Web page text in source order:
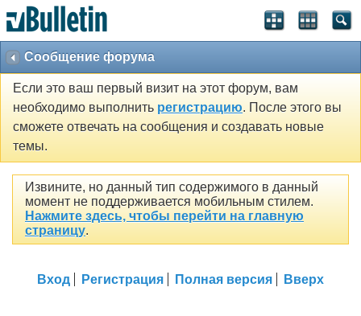
Сообщение форума
Если это ваш первый визит на этот форум, вам
необходимо выполнить регистрацию. После этого вы
сможете отвечать на сообщения и создавать новые
темы.
Извините, но данный тип содержимого в данный
момент не поддерживается мобильным стилем.
Нажмите здесь, чтобы перейти на главную
страницу.
Вход Регистрация Полная версия Вверх